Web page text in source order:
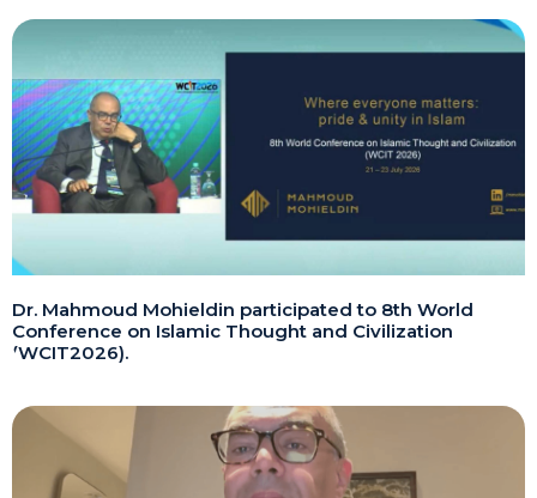
Dr. Mahmoud Mohieldin participated to 8th World
Conference on Islamic Thought and Civilization
(WCIT2026).